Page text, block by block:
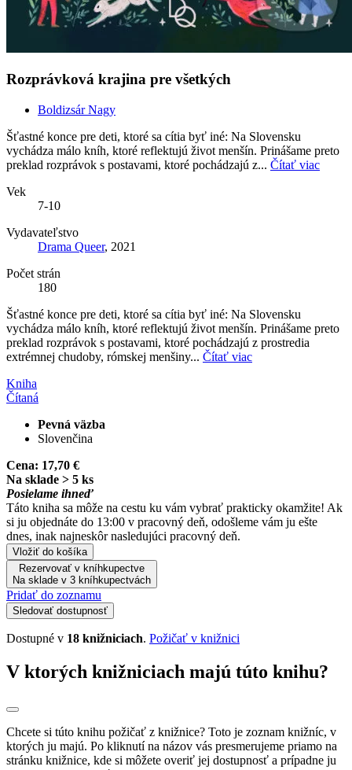
Rozprávková krajina pre všetkých
Boldizsár Nagy
Šťastné konce pre deti, ktoré sa cítia byť iné: Na Slovensku
vychádza málo kníh, ktoré reflektujú život menšín. Prinášame preto
preklad rozprávok s postavami, ktoré pochádzajú z... Čítať viac
Vek
7-10
Vydavateľstvo
Drama Queer, 2021
Počet strán
180
Šťastné konce pre deti, ktoré sa cítia byť iné: Na Slovensku
vychádza málo kníh, ktoré reflektujú život menšín. Prinášame preto
preklad rozprávok s postavami, ktoré pochádzajú z prostredia
extrémnej chudoby, rómskej menšiny... Čítať viac
Kniha
Čítaná
Pevná väzba
Slovenčina
Cena: 17,70 €
Na sklade > 5 ks
Posielame ihneď
Táto kniha sa môže na cestu ku vám vybrať prakticky okamžite! Ak
si ju objednáte do 13:00 v pracovný deň, odošleme vám ju ešte
dnes, inak najneskôr nasledujúci pracovný deň.
Vložiť do košíka
Rezervovať v kníhkupectve
Na sklade v 3 kníhkupectvách
Pridať do zoznamu
Sledovať dostupnosť
Dostupné v 18 knižniciach. Požičať v knižnici
V ktorých knižniciach majú túto knihu?
Chcete si túto knihu požičať z knižnice? Toto je zoznam knižníc, v
ktorých ju majú. Po kliknutí na názov vás presmerujeme priamo na
stránku knižnice, kde si môžete overiť jej dostupnosť a prípadne ju